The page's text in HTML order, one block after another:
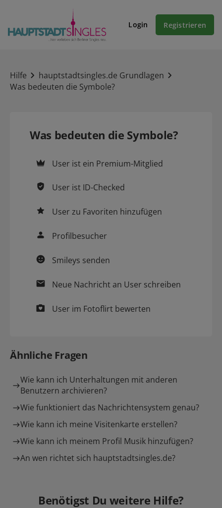
Login Registrieren
Hilfe
hauptstadtsingles.de Grundlagen
Was bedeuten die Symbole?
Was bedeuten die Symbole?
User ist ein Premium-Mitglied
User ist ID-Checked
User zu Favoriten hinzufügen
Profilbesucher
Smileys senden
Neue Nachrichtan User schreiben
User im Fotoflirt bewerten
Ähnliche Fragen
Wie kann ich Unterhaltungen mit anderen
Benutzern archivieren?
Wie funktioniert das Nachrichtensystem genau?
Wie kann ich meine Visitenkarte erstellen?
Wie kann ich meinem Profil Musik hinzufügen?
An wen richtet sich hauptstadtsingles.de?
Benötigst Du weitere Hilfe?